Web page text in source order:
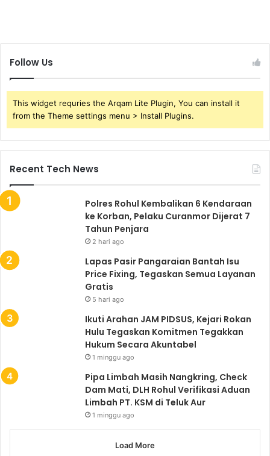
Follow Us
This widget requries the Arqam Lite Plugin, You can install it
from the Theme settings menu > Install Plugins.
Recent Tech News
Polres Rohul Kembalikan 6 Kendaraan
ke Korban, Pelaku Curanmor Dijerat 7
Tahun Penjara
2 hari ago
Lapas Pasir Pangaraian Bantah Isu
Price Fixing, Tegaskan Semua Layanan
Gratis
5 hari ago
Ikuti Arahan JAM PIDSUS, Kejari Rokan
Hulu Tegaskan Komitmen Tegakkan
Hukum Secara Akuntabel
1 minggu ago
Pipa Limbah Masih Nangkring, Check
Dam Mati, DLH Rohul Verifikasi Aduan
Limbah PT. KSM di Teluk Aur
1 minggu ago
Load More